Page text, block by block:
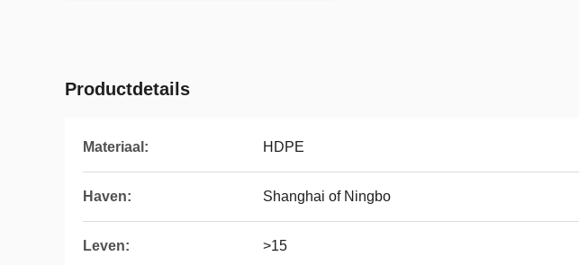
Productdetails
Materiaal: HDPE
Haven: Shanghai of Ningbo
Leven: >15